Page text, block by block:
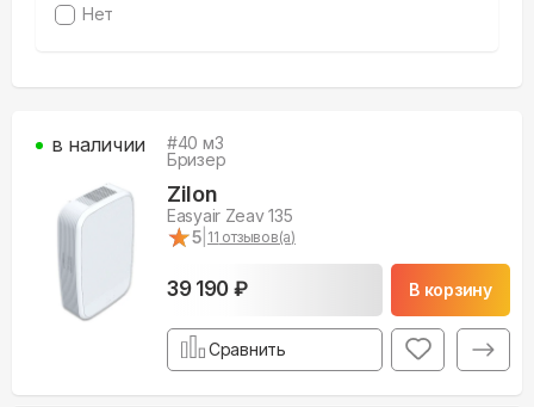
Нет
#40 м3
Бризер
Zilon
Easyair Zeav 135
★
★5 11 отзывов(а)
39 190 ₽ В корзину
в наличии
Сравнить